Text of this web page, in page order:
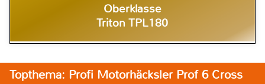
Oberklasse
Triton TPL180
Topthema: Profi Motorhäcksler Prof 6 Cross